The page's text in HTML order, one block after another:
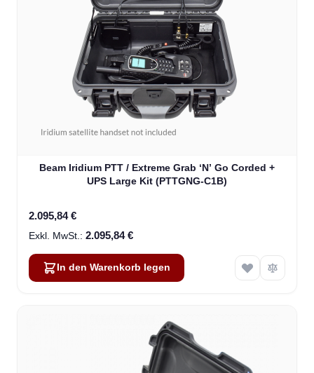
Beam Iridium PTT / Extreme Grab ‘N’ Go Corded +
UPS Large Kit (PTTGNG-C1B)
2.095,84 €
2.095,84 €
In den Warenkorb legen